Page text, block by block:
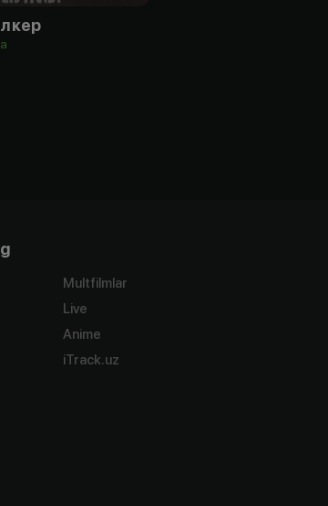
Multfilmlar
Live
Anime
iTrack.uz